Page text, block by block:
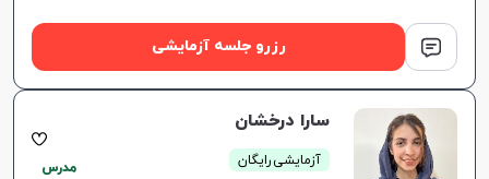
رزرو جلسه آزمایشی
سارا درخشان
آزمایشی رایگان
مدرس